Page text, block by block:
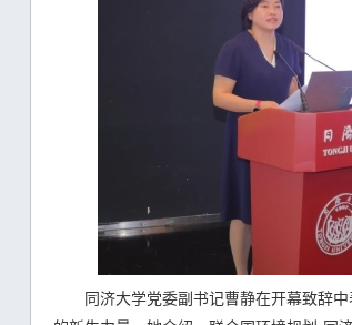
同济大学党委副书记曹静在开幕致辞中